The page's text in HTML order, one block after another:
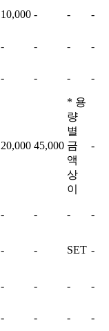
10,000 - - -
- - - -
- - - -
20,000 45,000
* 용
량
별
금
액
상
이
-
- - - -
- - SET -
- - - -
- - - -